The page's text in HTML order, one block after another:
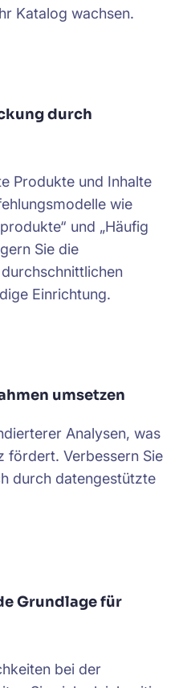
Katalog wachsen.
durch
Produkte und Inhalte
wie
und „Häufig
Sie die
Einrichtung.
umsetzen
Analysen, was
fördert. Verbessern Sie
durch datengestützte
Grundlage für
bei der